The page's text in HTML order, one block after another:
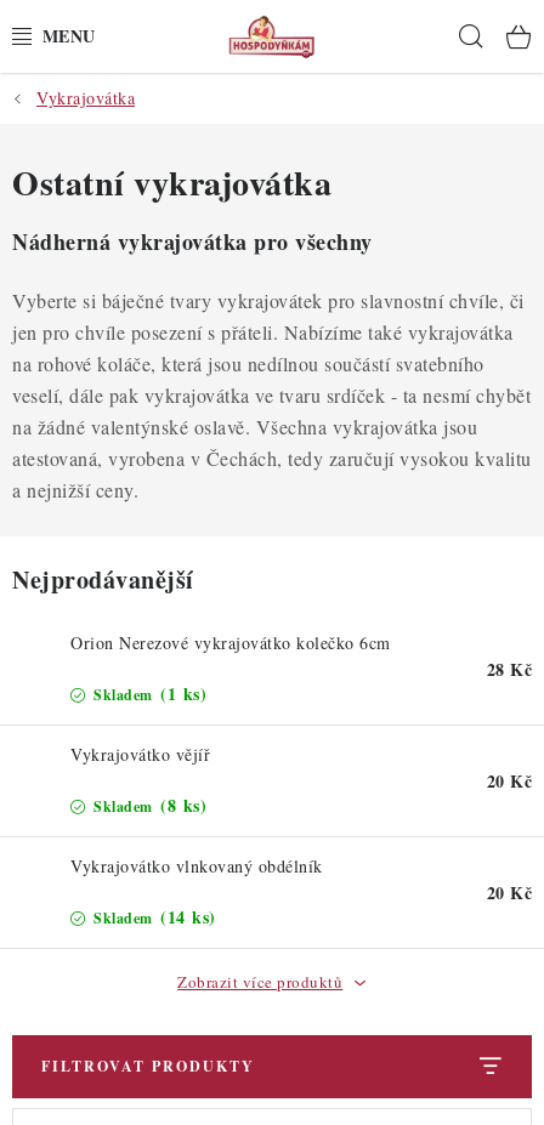
na
POTŘEBY
POMŮCKY
SUROVINY
DEKORACE
PRO OSLAVY
DO KUCHYNĚ
POCHUTINY
NOVÉ ZBOŽÍ
ZNAČKY
Nepřevzetí zásilky na dobírku
Vykrajovátka
Ostatní vykrajovátka
Nádherná vykrajovátka pro všechny
Vyberte si báječné tvary vykrajovátek pro slavnostní chvíle, či
jen pro chvíle posezení s přáteli. Nabízíme také vykrajovátka
na rohové koláče, která jsou nedílnou součástí svatebního
veselí, dále pak vykrajovátka ve tvaru srdíček - ta nesmí chybět
na žádné valentýnské oslavě. Všechna vykrajovátka jsou
atestovaná, vyrobena v Čechách, tedy zaručují vysokou kvalitu
a nejnižší ceny.
Nejprodávanější
Orion Nerezové vykrajovátko kolečko 6cm
Skladem (1 ks)
28 Kč
Vykrajovátko vějíř
Skladem (8 ks)
20 Kč
Vykrajovátko vlnkovaný obdélník
Skladem (14 ks)
20 Kč
Zobrazit více produktů
FILTROVAT PRODUKTY